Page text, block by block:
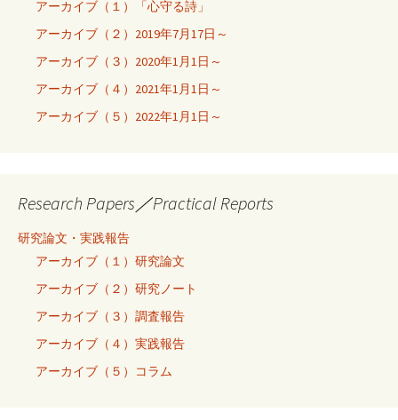
アーカイブ（１）「心守る詩」
アーカイブ（２）2019年7月17日～
アーカイブ（３）2020年1月1日～
アーカイブ（４）2021年1月1日～
アーカイブ（５）2022年1月1日～
Research Papers／Practical Reports
研究論文・実践報告
アーカイブ（１）研究論文
アーカイブ（２）研究ノート
アーカイブ（３）調査報告
アーカイブ（４）実践報告
アーカイブ（５）コラム